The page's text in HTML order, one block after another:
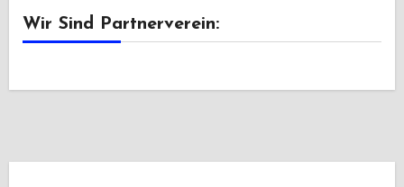
Wir Sind Partnerverein: